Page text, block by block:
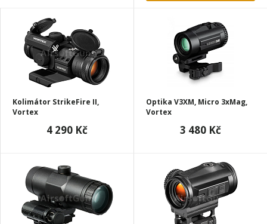
Kolimátor StrikeFire II,
Vortex
4 290 Kč
Optika V3XM, Micro 3xMag,
Vortex
3 480 Kč